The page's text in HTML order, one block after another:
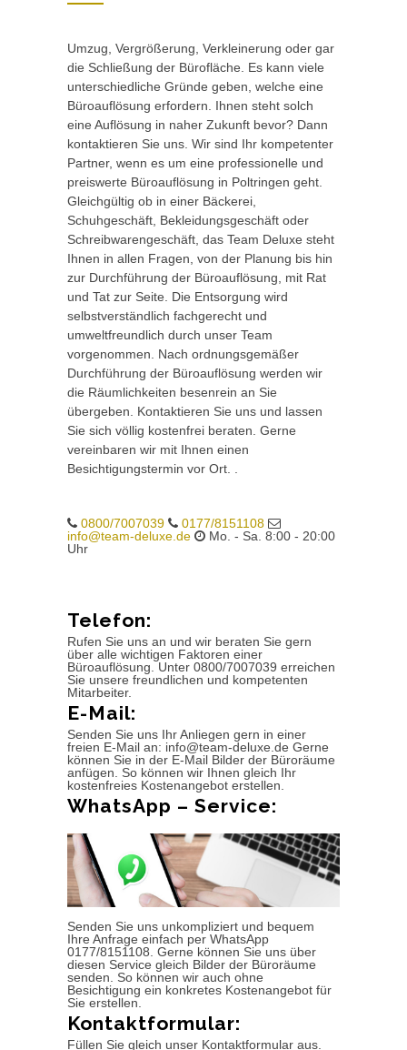
Umzug, Vergrößerung, Verkleinerung oder gar
die Schließung der Bürofläche. Es kann viele
unterschiedliche Gründe geben, welche eine
Büroauflösung erfordern. Ihnen steht solch
eine Auflösung in naher Zukunft bevor? Dann
kontaktieren Sie uns. Wir sind Ihr kompetenter
Partner, wenn es um eine professionelle und
preiswerte Büroauflösung in Poltringen geht.
Gleichgültig ob in einer Bäckerei,
Schuhgeschäft, Bekleidungsgeschäft oder
Schreibwarengeschäft, das Team Deluxe steht
Ihnen in allen Fragen, von der Planung bis hin
zur Durchführung der Büroauflösung, mit Rat
und Tat zur Seite. Die Entsorgung wird
selbstverständlich fachgerecht und
umweltfreundlich durch unser Team
vorgenommen. Nach ordnungsgemäßer
Durchführung der Büroauflösung werden wir
die Räumlichkeiten besenrein an Sie
übergeben. Kontaktieren Sie uns und lassen
Sie sich völlig kostenfrei beraten. Gerne
vereinbaren wir mit Ihnen einen
Besichtigungstermin vor Ort. .
0800/7007039
0177/8151108
info@team-deluxe.de
Mo. - Sa. 8:00 - 20:00
Uhr
Telefon:
Rufen Sie uns an und wir beraten Sie gern
über alle wichtigen Faktoren einer
Büroauflösung. Unter 0800/7007039 erreichen
Sie unsere freundlichen und kompetenten
Mitarbeiter.
E-Mail:
Senden Sie uns Ihr Anliegen gern in einer
freien E-Mail an: info@team-deluxe.de Gerne
können Sie in der E-Mail Bilder der Büroräume
anfügen. So können wir Ihnen gleich Ihr
kostenfreies Kostenangebot erstellen.
WhatsApp – Service:
Senden Sie uns unkompliziert und bequem
Ihre Anfrage einfach per WhatsApp
0177/8151108. Gerne können Sie uns über
diesen Service gleich Bilder der Büroräume
senden. So können wir auch ohne
Besichtigung ein konkretes Kostenangebot für
Sie erstellen.
Kontaktformular:
Füllen Sie gleich unser Kontaktformular aus.